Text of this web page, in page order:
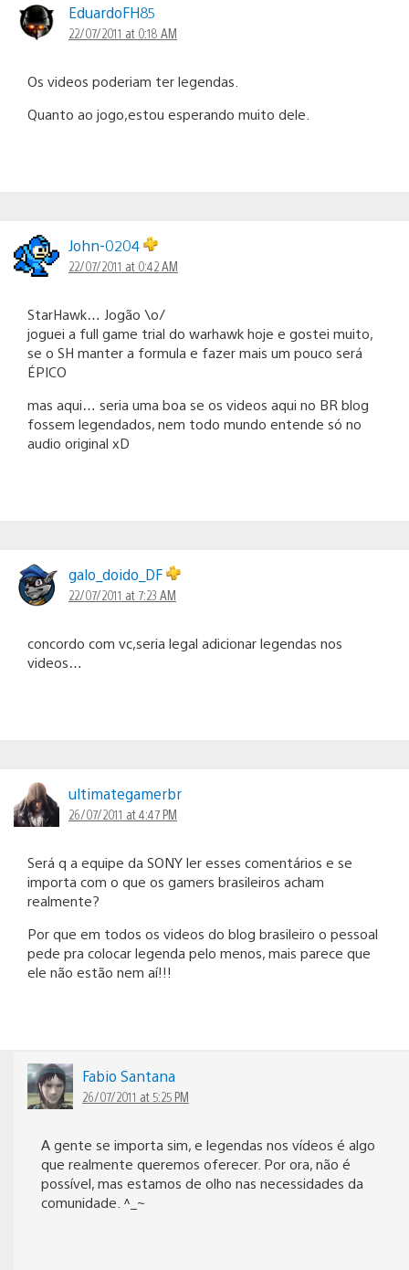
EduardoFH85
22/07/2011 at 0:18 AM
Os videos poderiam ter legendas.
Quanto ao jogo,estou esperando muito dele.
John-0204
22/07/2011 at 0:42 AM
StarHawk… Jogão \o/
joguei a full game trial do warhawk hoje e gostei muito,
se o SH manter a formula e fazer mais um pouco será
ÉPICO
mas aqui… seria uma boa se os videos aqui no BR blog
fossem legendados, nem todo mundo entende só no
audio original xD
galo_doido_DF
22/07/2011 at 7:23 AM
concordo com vc,seria legal adicionar legendas nos
videos…
ultimategamerbr
26/07/2011 at 4:47 PM
Será q a equipe da SONY ler esses comentários e se
importa com o que os gamers brasileiros acham
realmente?
Por que em todos os videos do blog brasileiro o pessoal
pede pra colocar legenda pelo menos, mais parece que
ele não estão nem aí!!!
Fabio Santana
26/07/2011 at 5:25 PM
A gente se importa sim, e legendas nos vídeos é algo
que realmente queremos oferecer. Por ora, não é
possível, mas estamos de olho nas necessidades da
comunidade. ^_~